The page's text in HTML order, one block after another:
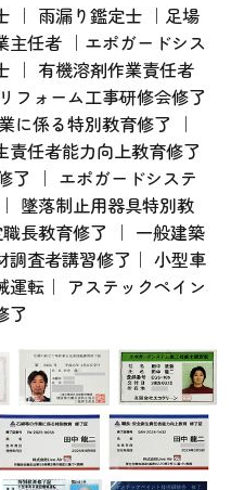
｜ 雨漏り鑑定士 ｜足場
主任者 ｜エポガードシス
｜ 有機溶剤作業責任者
フォーム工事研修会修了
に係る特別教育修了 ｜
責任者能力向上教育修了
了 ｜ エポガードシステ
墜落制止用器具特別教
長教育修了 ｜ 一般建築
調査者講習修了｜ 小型車
運転｜ アステックペイン
了